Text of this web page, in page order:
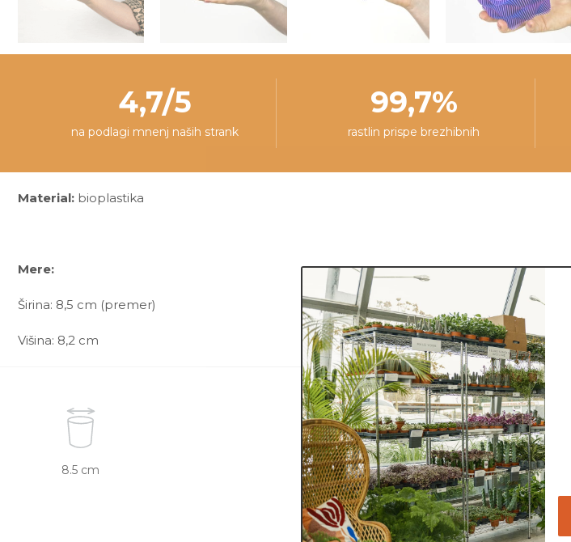
4,7/5
na podlagi mnenj naših strank
99,7%
rastlin prispe brezhibnih
Material: bioplastika
Mere:
Širina: 8,5 cm (premer)
Višina: 8,2 cm
8.5 cm